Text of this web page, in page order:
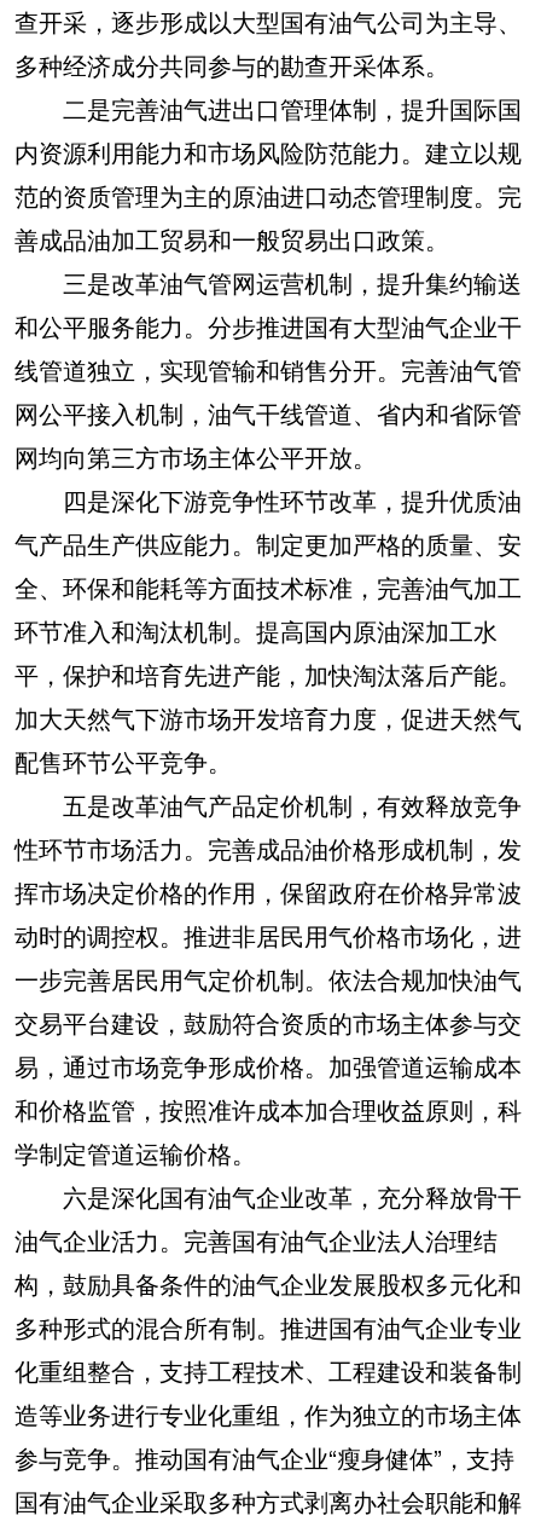
查开采，逐步形成以大型国有油气公司为主导、
多种经济成分共同参与的勘查开采体系。
二是完善油气进出口管理体制，提升国际国
内资源利用能力和市场风险防范能力。建立以规
范的资质管理为主的原油进口动态管理制度。完
善成品油加工贸易和一般贸易出口政策。
三是改革油气管网运营机制，提升集约输送
和公平服务能力。分步推进国有大型油气企业干
线管道独立，实现管输和销售分开。完善油气管
网公平接入机制，油气干线管道、省内和省际管
网均向第三方市场主体公平开放。
四是深化下游竞争性环节改革，提升优质油
气产品生产供应能力。制定更加严格的质量、安
全、环保和能耗等方面技术标准，完善油气加工
环节准入和淘汰机制。提高国内原油深加工水
平，保护和培育先进产能，加快淘汰落后产能。
加大天然气下游市场开发培育力度，促进天然气
配售环节公平竞争。
五是改革油气产品定价机制，有效释放竞争
性环节市场活力。完善成品油价格形成机制，发
挥市场决定价格的作用，保留政府在价格异常波
动时的调控权。推进非居民用气价格市场化，进
一步完善居民用气定价机制。依法合规加快油气
交易平台建设，鼓励符合资质的市场主体参与交
易，通过市场竞争形成价格。加强管道运输成本
和价格监管，按照准许成本加合理收益原则，科
学制定管道运输价格。
六是深化国有油气企业改革，充分释放骨干
油气企业活力。完善国有油气企业法人治理结
构，鼓励具备条件的油气企业发展股权多元化和
多种形式的混合所有制。推进国有油气企业专业
化重组整合，支持工程技术、工程建设和装备制
造等业务进行专业化重组，作为独立的市场主体
参与竞争。推动国有油气企业“瘦身健体”，支持
国有油气企业采取多种方式剥离办社会职能和解